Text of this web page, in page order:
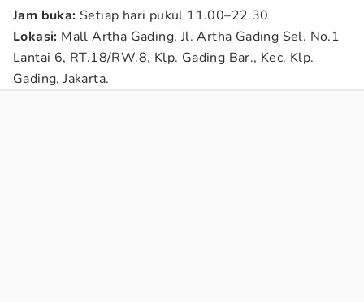
Jam buka: Setiap hari pukul 11.00–22.30
Lokasi: Mall Artha Gading, Jl. Artha Gading Sel. No.1
Lantai 6, RT.18/RW.8, Klp. Gading Bar., Kec. Klp.
Gading, Jakarta.